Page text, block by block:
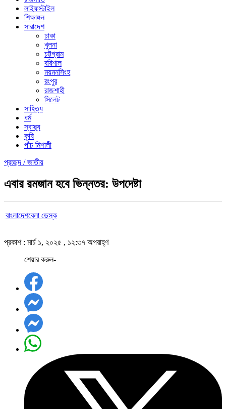
লাইফস্টাইল
শিক্ষাঙ্গন
সারাদেশ
ঢাকা
খুলনা
চট্টগ্রাম
বরিশাল
ময়মনসিংহ
রংপুর
রাজশাহী
সিলেট
সাহিত্য
ধর্ম
স্বাস্থ্য
কৃষি
পাঁচ মিশালী
প্রচ্ছদ /জাতীয়
এবার রমজান হবে ভিন্নতর: উপদেষ্টা
বাংলাদেশবেলা ডেস্ক
প্রকাশ : মার্চ ১, ২০২৫ , ১২:৩৭ অপরাহ্ণ
শেয়ার করুন-